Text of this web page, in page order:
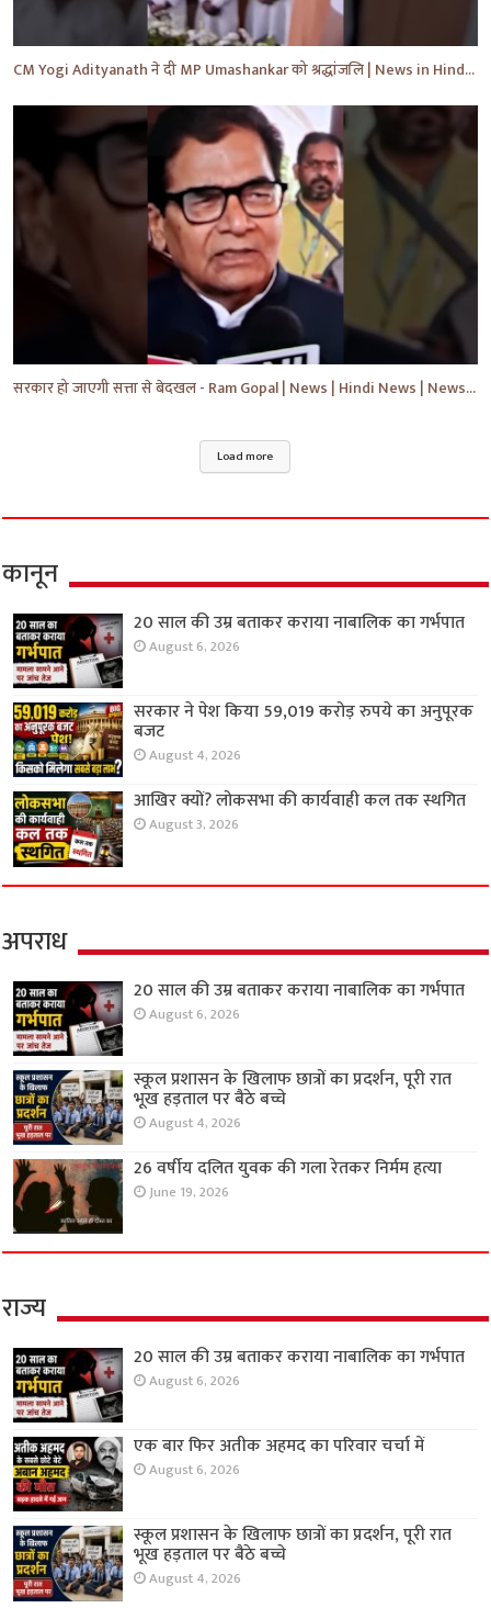
CM Yogi Adityanath ने दी MP Umashankar को श्रद्धांजलि | News in Hindi | News Today | #shorts #yt
सरकार हो जाएगी सत्ता से बेदखल - Ram Gopal | News | Hindi News | News Today | #shorts #ytshorts #yt
Load more
कानून
20 साल की उम्र बताकर कराया नाबालिक का गर्भपात
August 6, 2026
सरकार ने पेश किया 59,019 करोड़ रुपये का अनुपूरक
बजट
August 4, 2026
आखिर क्यों? लोकसभा की कार्यवाही कल तक स्थगित
August 3, 2026
अपराध
20 साल की उम्र बताकर कराया नाबालिक का गर्भपात
August 6, 2026
स्कूल प्रशासन के खिलाफ छात्रों का प्रदर्शन, पूरी रात
भूख हड़ताल पर बैठे बच्चे
August 4, 2026
26 वर्षीय दलित युवक की गला रेतकर निर्मम हत्या
June 19, 2026
राज्य
20 साल की उम्र बताकर कराया नाबालिक का गर्भपात
August 6, 2026
एक बार फिर अतीक अहमद का परिवार चर्चा में
August 6, 2026
स्कूल प्रशासन के खिलाफ छात्रों का प्रदर्शन, पूरी रात
भूख हड़ताल पर बैठे बच्चे
August 4, 2026